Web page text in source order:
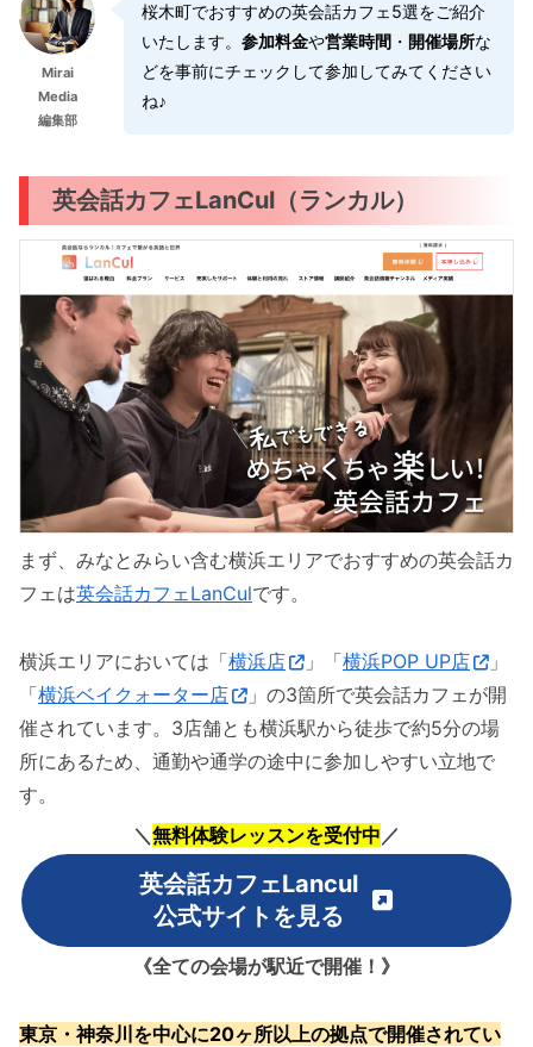
Mirai
Media
編集部
桜木町でおすすめの英会話カフェ5選をご紹介
いたします。参加料金や営業時間 ・ 開催場所な
どを事前にチェックして参加してみてください
ね♪
英会話カフェLanCul（ランカル）
まず、みなとみらい含む横浜エリアでおすすめの英会話カ
フェは英会話カフェLanCulです。
横浜エリアにおいては「横浜店 」「横浜POP UP店
」
「横浜ベイクォーター店
」の3箇所で英会話カフェが開
催されています。3店舗とも横浜駅から徒歩で約5分の場
所にあるため、通勤や通学の途中に参加しやすい立地で
す。
＼無料体験レッスンを受付中／
英会話カフェLancul
公式サイト を見る
《全ての会場が駅近で開催！》
東京・神奈川を中心に20ヶ所以上の拠点で開催されてい